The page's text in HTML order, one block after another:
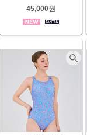
45,000원